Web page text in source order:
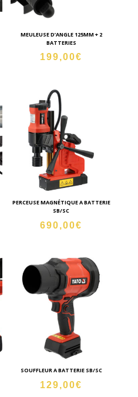
MEULEUSE D’ANGLE 125MM + 2
BATTERIES
199,00€
PERCEUSE MAGNÉTIQUE A BATTERIE
SB/SC
690,00€
SOUFFLEUR A BATTERIE SB/SC
129,00€